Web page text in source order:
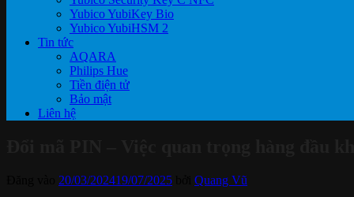
Yubico YubiKey Bio
Yubico YubiHSM 2
Tin tức
AQARA
Philips Hue
Tiền điện tử
Bảo mật
Liên hệ
20/03/202419/07/2025 Quang Vũ